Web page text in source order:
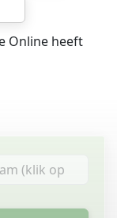
Online heeft